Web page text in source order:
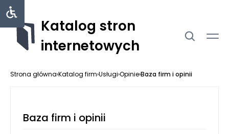
Katalog stron
internetowych
Strona główna›Katalog firm›Usługi›Opinie›Baza firm i opinii
Baza firm i opinii